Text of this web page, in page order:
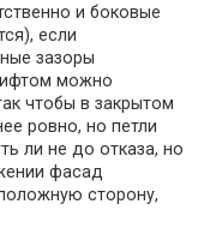
и боковые
если
зазоры
можно
чтобы в закрытом
ровно, но петли
ли не до отказа, но
фасад
сторону,